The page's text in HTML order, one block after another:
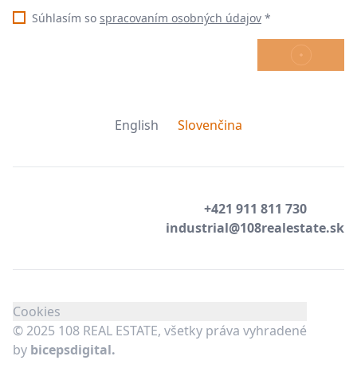
Súhlasím so spracovaním osobných údajov *
ODOSLAŤ
English Slovenčina
+421 911 811 730
industrial@108realestate.sk
Cookies
© 2025 108 REAL ESTATE, všetky práva vyhradené
by bicepsdigital.